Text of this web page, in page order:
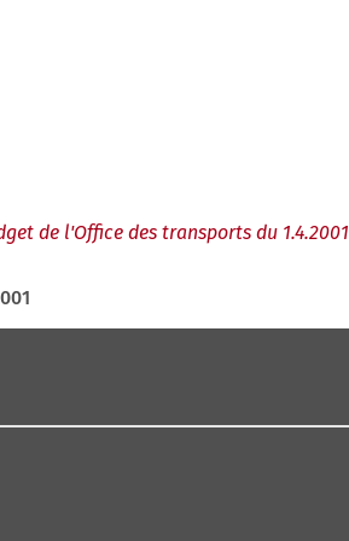
de l'Office des transports du 1.4.2001